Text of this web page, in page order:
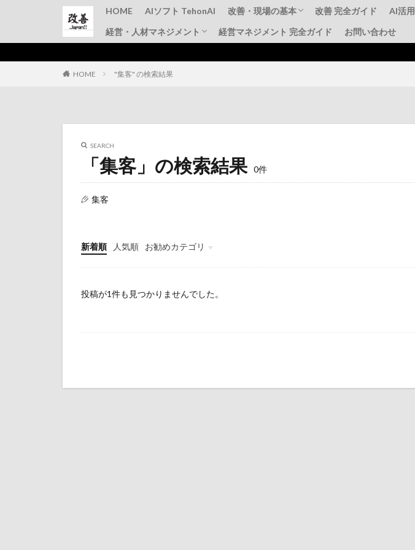
HOME AIソフト TehonAI 改善・現場の基本
品質管理
TPM
IE手法・標準化
改善 完全ガイド AI活用
経営・人材マネジメント
経営マネジメント 完全ガイド
お問い合わせ
HOME "集客" の検索結果
SEARCH
「集客」の検索結果 0件
集客
新着順 人気順
お勧めカテゴリ
初心者
問題点
仕事のコツ
投稿が1件も見つかりませんでした。